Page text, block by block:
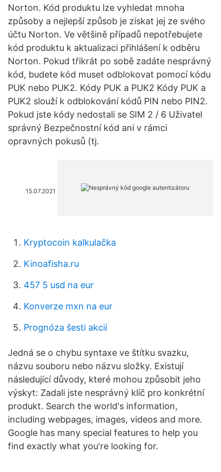
Norton. Kód produktu lze vyhledat mnoha
způsoby a nejlepší způsob je získat jej ze svého
účtu Norton. Ve většině případů nepotřebujete
kód produktu k aktualizaci přihlášení k odběru
Norton. Pokud třikrát po sobě zadáte nesprávný
kód, budete kód muset odblokovat pomocí kódu
PUK nebo PUK2. Kódy PUK a PUK2 Kódy PUK a
PUK2 slouží k odblokování kódů PIN nebo PIN2.
Pokud jste kódy nedostali se SIM 2 / 6 Uživatel
správný Bezpečnostní kód ani v rámci
opravných pokusů (tj.
15.07.2021
Kryptocoin kalkulačka
Kinoafisha.ru
457 5 usd na eur
Konverze mxn na eur
Prognóza šesti akcií
Jedná se o chybu syntaxe ve štítku svazku,
názvu souboru nebo názvu složky. Existují
následující důvody, které mohou způsobit jeho
výskyt: Zadali jste nesprávný klíč pro konkrétní
produkt. Search the world's information,
including webpages, images, videos and more.
Google has many special features to help you
find exactly what you're looking for.